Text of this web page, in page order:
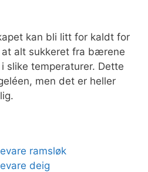
kan bli litt for kaldt for
at alt sukkeret fra bærene
slike temperaturer. Dette
men det er heller
ramsløk
deig